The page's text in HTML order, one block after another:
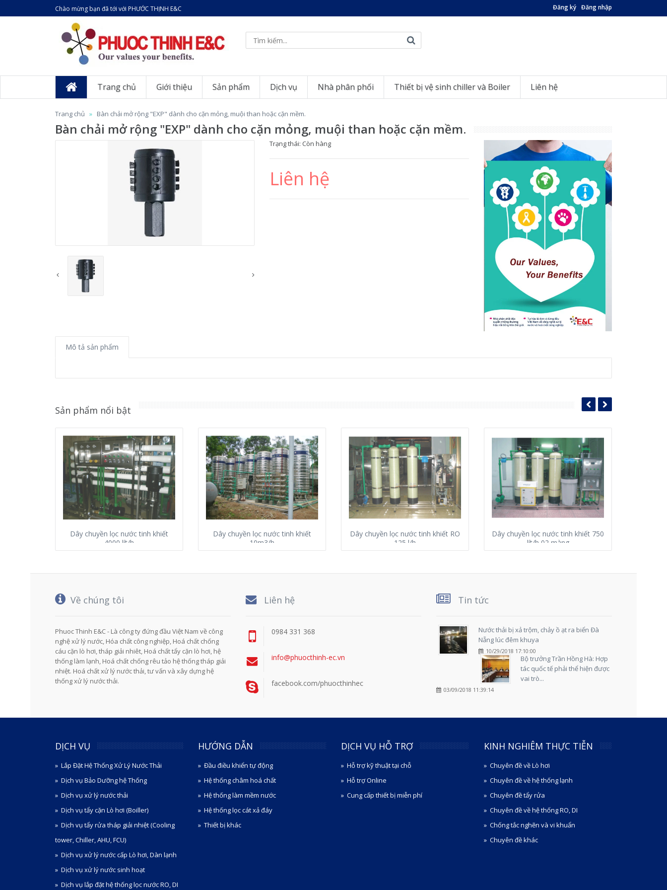
Chào mừng bạn đã tới với PHƯỚC THỊNH E&C Đăng ký Đăng nhập
Trang chủ Giới thiệu Sản phẩm Dịch vụ Nhà phân phối Thiết bị vệ sinh chiller và Boiler Liên hệ
Trang chủ Bàn chải mở rộng "EXP" dành cho cặn mỏng, muội than hoặc cặn mềm.
Bàn chải mở rộng "EXP" dành cho cặn mỏng, muội than hoặc cặn mềm.
Trạng thái: Còn hàng
Liên hệ
Mô tả sản phẩm
Sản phẩm nổi bật
Dây chuyền lọc nước tinh khiết
4000 lít/h
Dây chuyền lọc nước tinh khiết
10m3/h
Dây chuyền lọc nước tinh khiết RO
125 l/h
Dây chuyền lọc nước tinh khiết 750
lít/h 02 màng
Về chúng tôi
Phuoc Thinh E&C - Là công ty đứng đầu Việt Nam về công
nghệ xử lý nước, Hóa chất công nghiệp, Hoá chất chống
cáu cặn lò hơi, tháp giải nhiêt, Hoá chất tẩy cặn lò hơi, hệ
thống làm lạnh, Hoá chất chống rêu tảo hệ thống tháp giải
nhiệt. Hoá chất xử lý nước thải, tư vấn và xây dựng hệ
thống xử lý nước thải.
Liên hệ
0984 331 368
info@phuocthinh-ec.vn
facebook.com/phuocthinhec
Tin tức
Nước thải bị xả trộm, chảy ồ ạt ra biển Đà
Nẵng lúc đêm khuya
10/29/2018 17:10:00
Bộ trưởng Trần Hồng Hà: Hợp
tác quốc tế phải thể hiện được
vai trò...
03/09/2018 11:39:14
DỊCH VỤ
Lắp Đặt Hệ Thống Xử Lý Nước Thải
Dịch vụ Bảo Dưỡng hệ Thống
Dịch vụ xử lý nước thải
Dịch vụ tẩy cặn Lò hơi (Boiller)
Dịch vụ tẩy rửa tháp giải nhiệt (Cooling
tower, Chiller, AHU, FCU)
Dịch vụ xử lý nước cấp Lò hơi, Dàn lạnh
Dịch vụ xử lý nước sinh hoạt
Dịch vụ lắp đặt hệ thống lọc nước RO, DI
HƯỚNG DẪN
Đầu điều khiển tự động
Hệ thống châm hoá chất
Hệ thống làm mềm nước
Hệ thống lọc cát xả đáy
Thiết bị khác
DỊCH VỤ HỖ TRỢ
Hỗ trợ kỹ thuật tại chỗ
Hỗ trợ Online
Cung cấp thiết bị miễn phí
KINH NGHIÊM THỰC TIỄN
Chuyên đề về Lò hơi
Chuyên đề về hệ thống lạnh
Chuyên đề tẩy rửa
Chuyên đề về hệ thống RO, DI
Chống tắc nghẽn và vi khuẩn
Chuyên đề khác